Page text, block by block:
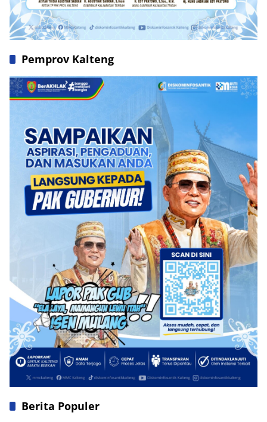
Pemprov Kalteng
Berita Populer